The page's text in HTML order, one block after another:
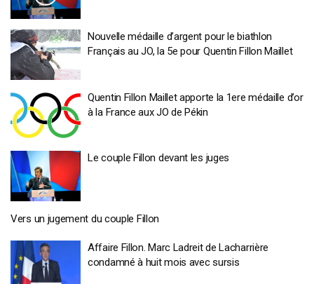
Nouvelle médaille d’argent pour le biathlon
Français au JO, la 5e pour Quentin Fillon Maillet
Quentin Fillon Maillet apporte la 1ere médaille d’or
à la France aux JO de Pékin
Le couple Fillon devant les juges
Vers un jugement du couple Fillon
Affaire Fillon. Marc Ladreit de Lacharrière
condamné à huit mois avec sursis